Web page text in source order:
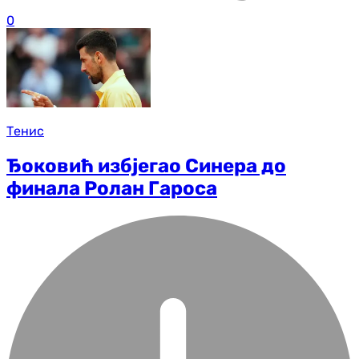
0
Тенис
Ђоковић избјегао Синера до
финала Ролан Гароса